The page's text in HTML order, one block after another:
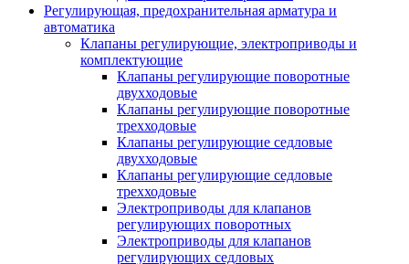
Регулирующая, предохранительная арматура и
автоматика
Клапаны регулирующие, электроприводы и
комплектующие
Клапаны регулирующие поворотные
двухходовые
Клапаны регулирующие поворотные
трехходовые
Клапаны регулирующие седловые
двухходовые
Клапаны регулирующие седловые
трехходовые
Электроприводы для клапанов
регулирующих поворотных
Электроприводы для клапанов
регулирующих седловых